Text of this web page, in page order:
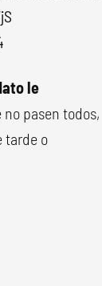
le
pasen todos,
tarde o